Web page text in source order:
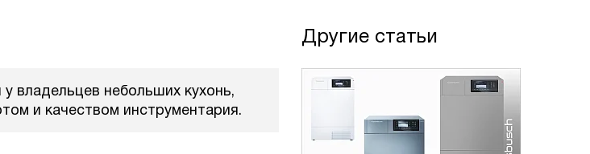
владельцев небольших кухонь,
и качеством инструментария.
Другие статьи